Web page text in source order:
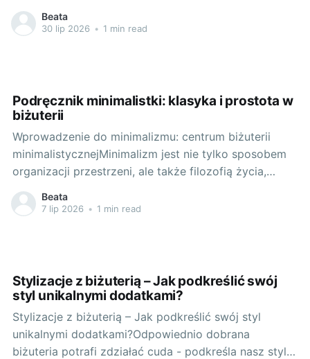
Ekskluzywne buty damskie stanowią nieodłączny
element każdej kreacji, podkreślając jej charakter i
charakter.
Beata
30 lip 2026 • 1 min read
Podręcznik minimalistki: klasyka i prostota w
biżuterii
Wprowadzenie do minimalizmu: centrum biżuterii
minimalistycznejMinimalizm jest nie tylko sposobem
organizacji przestrzeni, ale także filozofią życia,
której celem jest redukcja do najistotniejszych
elementów. Tak samo jest w przypadku biżuterii.
minimalistyczna nie potrzebuje wielu zdobień, aby
Beata
7 lip 2026 • 1 min read
Stylizacje z biżuterią – Jak podkreślić swój
styl unikalnymi dodatkami?
Stylizacje z biżuterią – Jak podkreślić swój styl
unikalnymi dodatkami?Odpowiednio dobrana
biżuteria potrafi zdziałać cuda - podkreśla nasz styl,